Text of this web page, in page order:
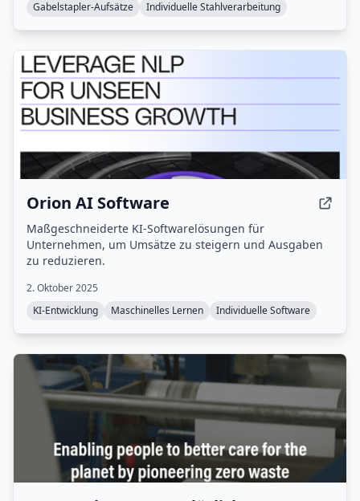
Gabelstapler-Aufsätze
Individuelle Stahlverarbeitung
Orion AI Software
Maßgeschneiderte KI-Softwarelösungen für
Unternehmen, um Umsätze zu steigern und Ausgaben
zu reduzieren.
2. Oktober 2025
KI-Entwicklung
Maschinelles Lernen Individuelle Software